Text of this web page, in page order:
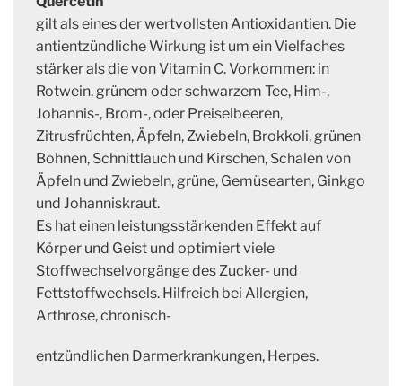
gilt als eines der wertvollsten Antioxidantien. Die
antientzündliche Wirkung ist um ein Vielfaches
stärker als die von Vitamin C. Vorkommen: in
Rotwein, grünem oder schwarzem Tee, Him-,
Johannis-, Brom-, oder Preiselbeeren,
Zitrusfrüchten, Äpfeln, Zwiebeln, Brokkoli, grünen
Bohnen, Schnittlauch und Kirschen, Schalen von
Äpfeln und Zwiebeln, grüne, Gemüsearten, Ginkgo
und Johanniskraut.
Es hat einen leistungsstärkenden Effekt auf
Körper und Geist und optimiert viele
Stoffwechselvorgänge des Zucker- und
Fettstoffwechsels. Hilfreich bei Allergien,
Arthrose, chronisch-
entzündlichen Darmerkrankungen, Herpes.